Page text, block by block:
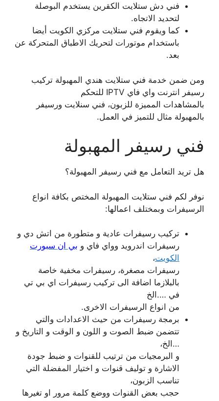
فني دش ستلايت الكقرين يستخدم البوصلة
لتحديد الاتجاه.
كما ويقوم فني ستلايت مركزي الكويت أيضا
باستخدام موتورات لتحريك الاطباق المتحركة عن
بعد.
ومن ضمن خدمة فني ستلايت هندي المهبولة تركيب
رسيفر انترنت واي فاي IPTV للتحكم
بالمشاهدات المميزة للزبون، فني سنلايت ورسيفر
بالمهبولة مثال للتميز في العمل.
فني رسيفر المهبولة
هل تريد التعامل مع فني رسيفر المهبولة؟
نوفر لكم فني ستلايت المهبولة المختص بكافة انواع
الرسيفرات وبمختلف اعمالها:
تركيب رسيفرات عادية و متطورة من اتش دي و
رسيفرات اندرويد وواي فاي و بي ان سبورت
الكويت،
رسيفرات مصغرة، رسيفرات مخفية خاصة
بالبلازما اضافة الى تركيب رسيفرات اي بي تي
في ….الخ
من انواع الرسيفرات الاخرى.
برمجة رسيفرات من حيث الاعدادات والتي
تتضمن ضبط الصوت و اللون و الوقت و التاريخ و
…الخ،
و البرمجيات من ترتيب للقنوات و ضبط جودة
الاشارة و توليف قنوات و اختيار المفضلة التي
تناسب الزبون،
حجب بعض القنوات ووضع كلمة مرور او تغيرها